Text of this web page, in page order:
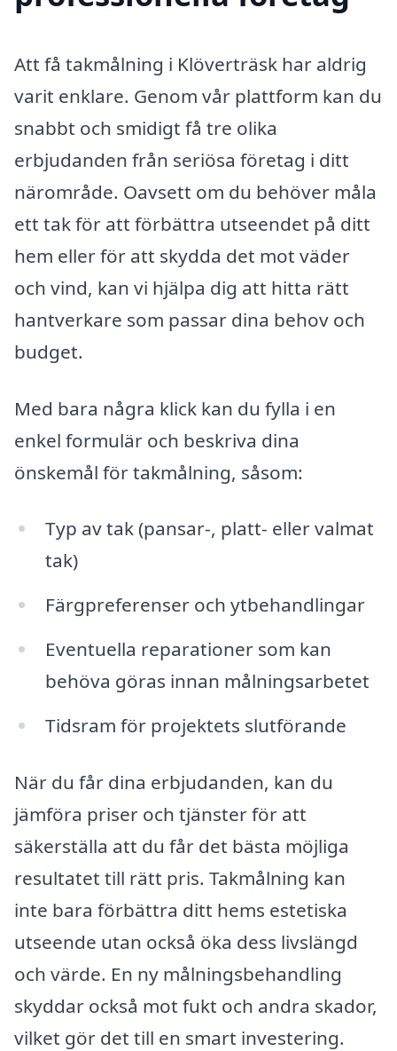
Att få takmålning i Klöverträsk har aldrig
varit enklare. Genom vår plattform kan du
snabbt och smidigt få tre olika
erbjudanden från seriösa företag i ditt
närområde. Oavsett om du behöver måla
ett tak för att förbättra utseendet på ditt
hem eller för att skydda det mot väder
och vind, kan vi hjälpa dig att hitta rätt
hantverkare som passar dina behov och
budget.
Med bara några klick kan du fylla i en
enkel formulär och beskriva dina
önskemål för takmålning, såsom:
Typ av tak (pansar-, platt- eller valmat
tak)
Färgpreferenser och ytbehandlingar
Eventuella reparationer som kan
behöva göras innan målningsarbetet
Tidsram för projektets slutförande
När du får dina erbjudanden, kan du
jämföra priser och tjänster för att
säkerställa att du får det bästa möjliga
resultatet till rätt pris. Takmålning kan
inte bara förbättra ditt hems estetiska
utseende utan också öka dess livslängd
och värde. En ny målningsbehandling
skyddar också mot fukt och andra skador,
vilket gör det till en smart investering.